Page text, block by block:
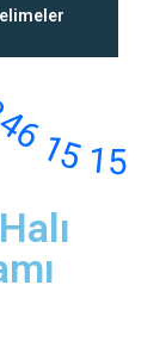
346 15 15